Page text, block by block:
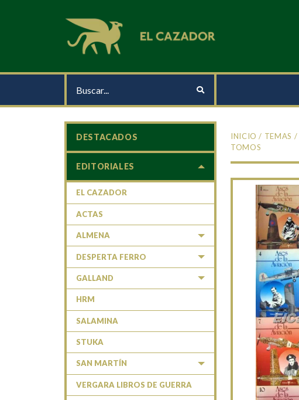
INICIO / TEMAS /
TOMOS
DESTACADOS
EDITORIALES
EL CAZADOR
ACTAS
ALMENA
DESPERTA FERRO
GALLAND
HRM
SALAMINA
STUKA
SAN MARTÍN
VERGARA LIBROS DE GUERRA